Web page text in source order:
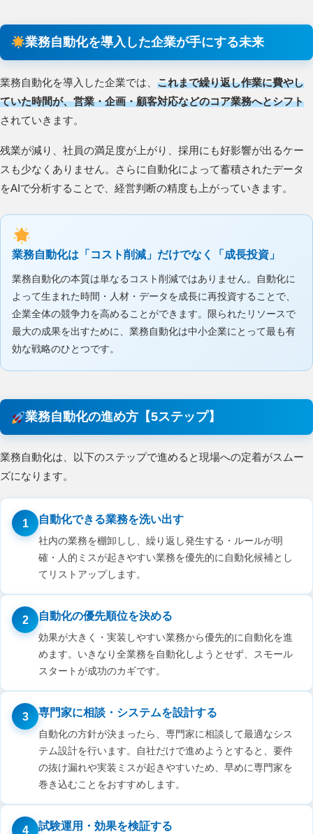
業務自動化を導入した企業が手にする未来
業務自動化を導入した企業では、 これまで繰り返し作業に費やし
ていた時間が、営業・企画・顧客対応などのコア業務へとシフト
されていきます。
残業が減り、社員の満足度が上がり、採用にも好影響が出るケー
スも少なくありません。さらに自動化によって蓄積されたデータ
をAIで分析することで、経営判断の精度も上がっていきます。
業務自動化は「コスト削減」だけでなく「成長投資」
業務自動化の本質は単なるコスト削減ではありません。自動化に
よって生まれた時間・人材・データを成長に再投資することで、
企業全体の競争力を高めることができます。限られたリソースで
最大の成果を出すために、業務自動化は中小企業にとって最も有
効な戦略のひとつです。
業務自動化の進め方【5ステップ】
業務自動化は、以下のステップで進めると現場への定着がスムー
ズになります。
1 自動化できる業務を洗い出す
社内の業務を棚卸しし、繰り返し発生する・ルールが明
確・人的ミスが起きやすい業務を優先的に自動化候補とし
てリストアップします。
2 自動化の優先順位を決める
効果が大きく・実装しやすい業務から優先的に自動化を進
めます。いきなり全業務を自動化しようとせず、スモール
スタートが成功のカギです。
3 専門家に相談・システムを設計する
自動化の方針が決まったら、専門家に相談して最適なシス
テム設計を行います。自社だけで進めようとすると、要件
の抜け漏れや実装ミスが起きやすいため、早めに専門家を
巻き込むことをおすすめします。
4 試験運用・効果を検証する